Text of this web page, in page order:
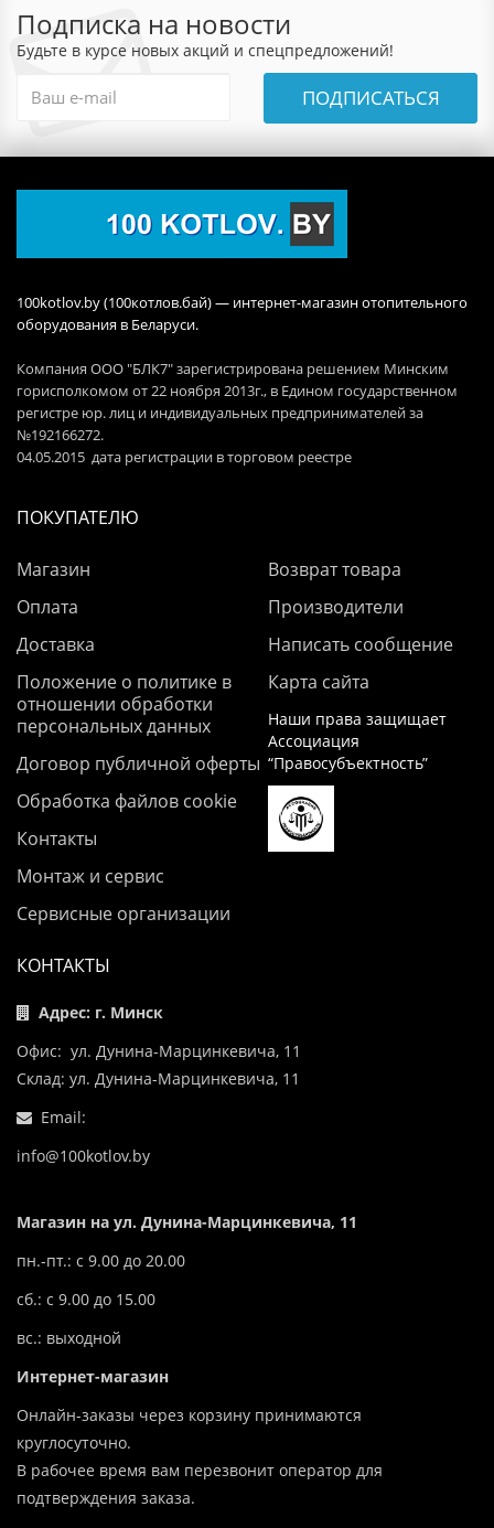
Подписка на новости
Будьте в курсе новых акций и спецпредложений!
ПОДПИСАТЬСЯ
100kotlov.by (100котлов.бай) — интернет-магазин отопительного
оборудования в Беларуси.
Компания ООО "БЛК7" зарегистрирована решением Минским
горисполкомом от 22 ноября 2013г., в Едином государственном
регистре юр. лиц и индивидуальных предпринимателей за
№192166272.
04.05.2015 дата регистрации в торговом реестре
ПОКУПАТЕЛЮ
Магазин
Оплата
Доставка
Положение о политике в
отношении обработки
персональных данных
Договор публичной оферты
Обработка файлов cookie
Контакты
Монтаж и сервис
Сервисные организации
Возврат товара
Производители
Написать сообщение
Карта сайта
Наши права защищает
Ассоциация
“Правосубъектность”
КОНТАКТЫ
Адрес: г. Минск
Офис: ул. Дунина-Марцинкевича, 11
Склад: ул. Дунина-Марцинкевича, 11
Email:
info@100kotlov.by
Магазин на ул. Дунина-Марцинкевича, 11
пн.-пт.: с 9.00 до 20.00
сб.: с 9.00 до 15.00
вс.: выходной
Интернет-магазин
Онлайн-заказы через корзину принимаются
круглосуточно.
В рабочее время вам перезвонит оператор для
подтверждения заказа.